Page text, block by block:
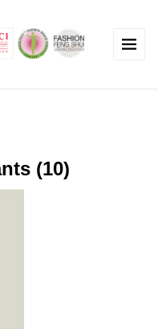
(10)